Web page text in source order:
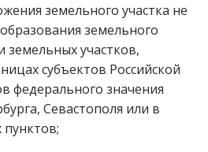
земельного участка не
земельного
земельных участков,
субъектов Российской
федерального значения
Севастополя или в
пунктов;